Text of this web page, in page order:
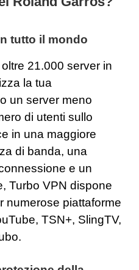
tutto il mondo
21.000 serverin
la tua
un server meno
di utenti sullo
in una maggiore
di banda, una
e un
Turbo VPN dispone
numerose piattaforme
, TSN+, SlingTV,
.